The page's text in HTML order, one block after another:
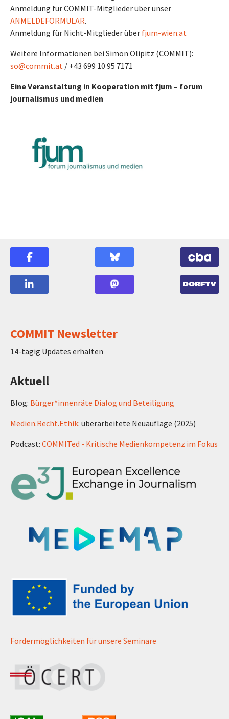
Anmeldung für COMMIT-Mitglieder über unser
ANMELDEFORMULAR.
Anmeldung für Nicht-Mitglieder über fjum-wien.at
Weitere Informationen bei Simon Olipitz (COMMIT):
so@commit.at / +43 699 10 95 7171
Eine Veranstaltung in Kooperation mit fjum – forum
journalismus und medien
COMMIT Newsletter
14-tägig Updates erhalten
Aktuell
Blog: Bürger*innenräte Dialog und Beteiligung
Medien.Recht.Ethik: überarbeitete Neuauflage (2025)
Podcast: COMMITed - Kritische Medienkompetenz im Fokus
Fördermöglichkeiten für unsere Seminare